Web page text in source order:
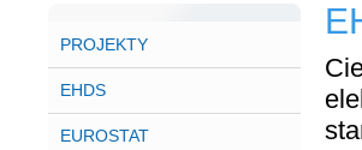
PROJEKTY
EHDS
EUROSTAT